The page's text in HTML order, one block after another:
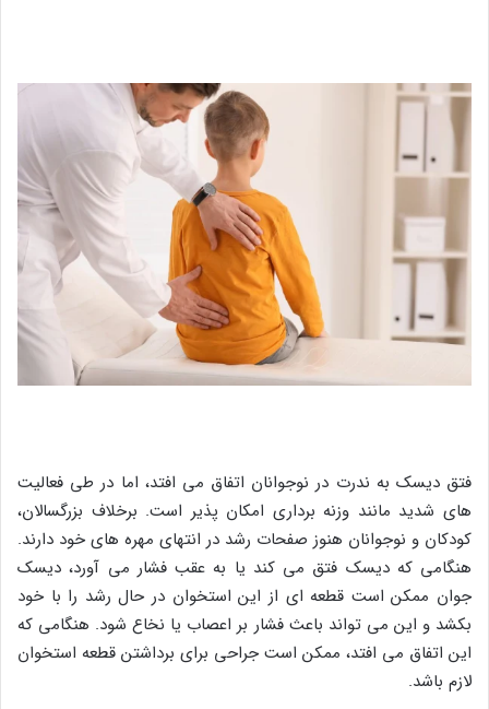
فتق دیسک به ندرت در نوجوانان اتفاق می افتد، اما در طی فعالیت
های شدید مانند وزنه برداری امکان پذیر است. برخلاف بزرگسالان،
کودکان و نوجوانان هنوز صفحات رشد در انتهای مهره های خود دارند.
هنگامی که دیسک فتق می کند یا به عقب فشار می آورد، دیسک
جوان ممکن است قطعه ای از این استخوان در حال رشد را با خود
بکشد و این می تواند باعث فشار بر اعصاب یا نخاع شود. هنگامی که
این اتفاق می افتد، ممکن است جراحی برای برداشتن قطعه استخوان
لازم باشد.